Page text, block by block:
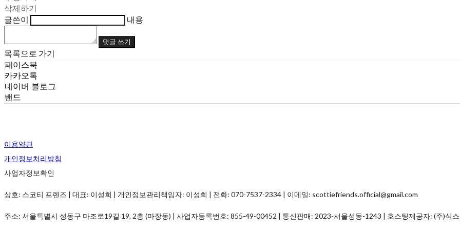
삭제하기
글쓴이
내용
댓글 쓰기
목록으로 가기
페이스북
카카오톡
네이버 블로그
밴드
이용약관
개인정보처리방침
사업자정보확인
상호: 스코티 프렌즈 | 대표: 이성희 | 개인정보관리책임자: 이성희 | 전화: 070-7537-2334 | 이메일: scottiefriends.official@gmail.com
주소: 서울특별시 성동구 마조로19길 19, 2층 (마장동) | 사업자등록번호: 855-49-00452 | 통신판매: 2023-서울성동-1243 | 호스팅제공자: (주)식